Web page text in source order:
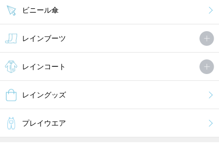
ビニール傘
レインブーツ
レインコート
レイングッズ
プレイウエア